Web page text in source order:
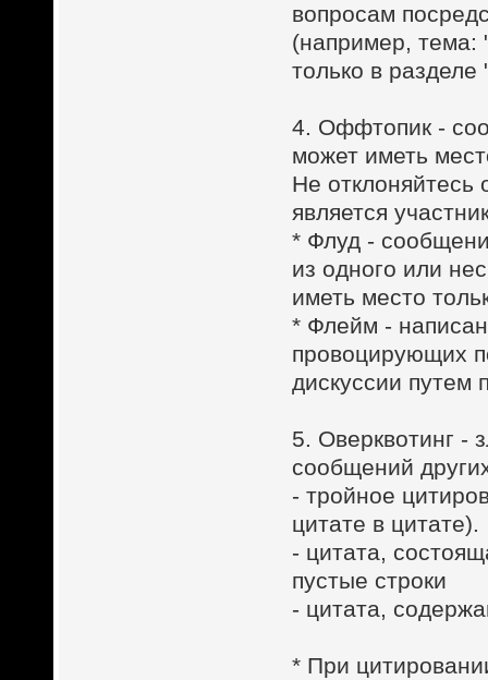
вопросам
(например, тема:
только в
4. Оффтопик -
может иметь
Не
является
* Флуд -
из одного или
иметь место
* Флейм -
провоцирующих
дискуссии путем
5. Оверквотинг -
сообщений
- тройное
цитате в цитате).
- цитата,
пустые строки
- цитата,
* При